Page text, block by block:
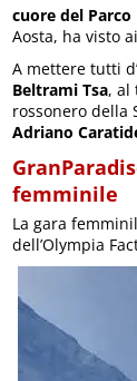
cuore del Parco
Aosta, ha visto
A mettere tutti
Beltrami Tsa, al
rossonero della
Adriano
femminile
La gara
dell’Olympia